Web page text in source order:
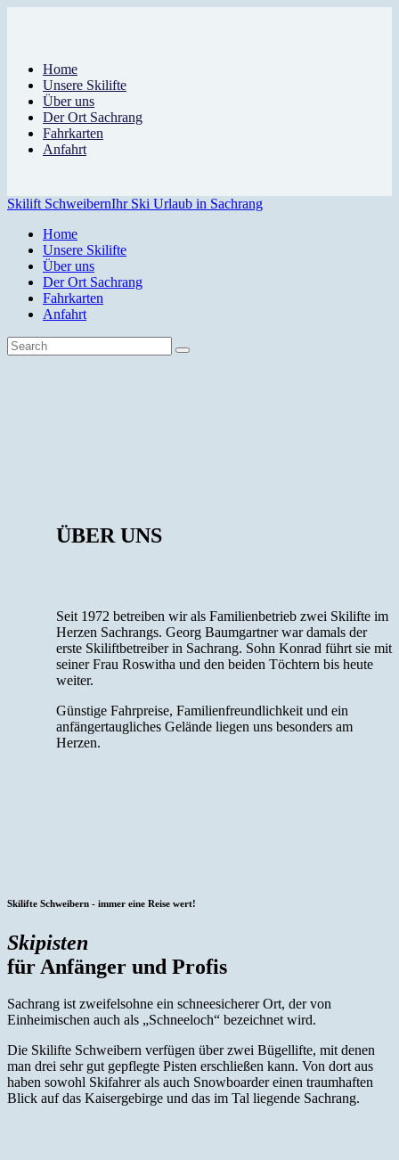
Home
Unsere Skilifte
Über uns
Der Ort Sachrang
Fahrkarten
Anfahrt
Skilift SchweibernIhr Ski Urlaub in Sachrang
Home
Unsere Skilifte
Über uns
Der Ort Sachrang
Fahrkarten
Anfahrt
ÜBER UNS
Seit 1972 betreiben wir als Familienbetrieb zwei Skilifte im
Herzen Sachrangs. Georg Baumgartner war damals der
erste Skiliftbetreiber in Sachrang. Sohn Konrad führt sie mit
seiner Frau Roswitha und den beiden Töchtern bis heute
weiter.
Günstige Fahrpreise, Familienfreundlichkeit und ein
anfängertaugliches Gelände liegen uns besonders am
Herzen.
Skilifte Schweibern - immer eine Reise wert!
Skipisten
für Anfänger und Profis
Sachrang ist zweifelsohne ein schneesicherer Ort, der von
Einheimischen auch als „Schneeloch“ bezeichnet wird.
Die Skilifte Schweibern verfügen über zwei Bügellifte, mit denen
man drei sehr gut gepflegte Pisten erschließen kann. Von dort aus
haben sowohl Skifahrer als auch Snowboarder einen traumhaften
Blick auf das Kaisergebirge und das im Tal liegende Sachrang.